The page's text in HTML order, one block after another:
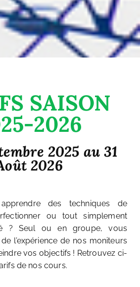
SAISON
2026
2025 au 31
2026
des techniques de
ou tout simplement
? Seul ou en groupe, vous
l’expérience de nos moniteurs
vos objectifs ! Retrouvez ci-
de nos cours.